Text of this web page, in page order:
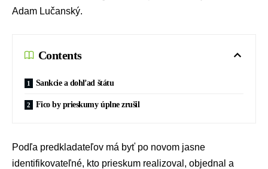
Adam Lučanský.
Contents
Sankcie a dohľad štátu
Fico by prieskumy úplne zrušil
Podľa predkladateľov má byť po novom jasne
identifikovateľné, kto prieskum realizoval, objednal a